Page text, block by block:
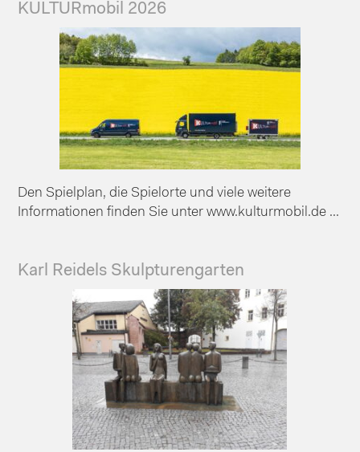
KULTURmobil 2026
Den Spielplan, die Spielorte und viele weitere
Informationen finden Sie unter www.kulturmobil.de ...
Karl Reidels Skulpturengarten